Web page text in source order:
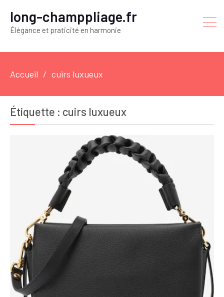
long-champpliage.fr
Élégance et praticité en harmonie
Accueil cuirs luxueux
Étiquette : cuirs luxueux